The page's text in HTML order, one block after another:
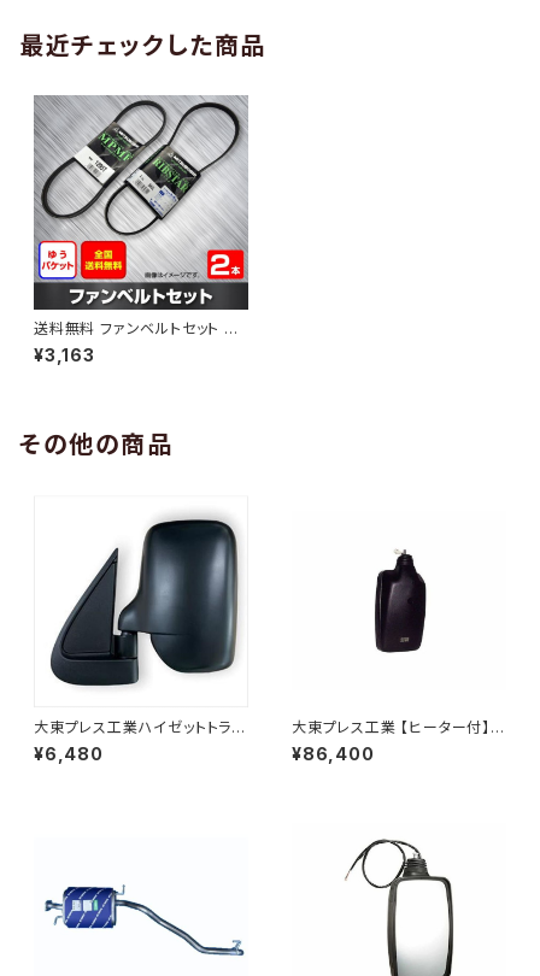
最近チェックした商品
送料無料 ファンベルトセット ト
ヨタ プロボックス 型式NCP58
G H14.06～H15.06 （国内トッ
¥3,163
その他の商品
大東プレス工業ハイゼットトラッ
ク S201C S211C S201P S211
Pサイドミラー/ドアミラー (助手
¥6,480
大東プレス工業 【ヒーター付】ハ
イウェイリモコンミラー DI-722
1CXE
¥86,400